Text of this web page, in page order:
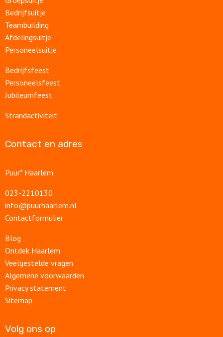
Bedrijfsuitje
Teambuilding
Afdelingsuitje
Personeelsuitje
Bedrijfsfeest
Personeelsfeest
Jubileumfeest
Strandactiviteit
Contact en adres
Puur* Haarlem
023-2210130
info@puurhaarlem.nl
Contactformulier
Blog
Ontdek Haarlem
Veelgestelde vragen
Algemene voorwaarden
Privacy statement
Sitemap
Volg ons op